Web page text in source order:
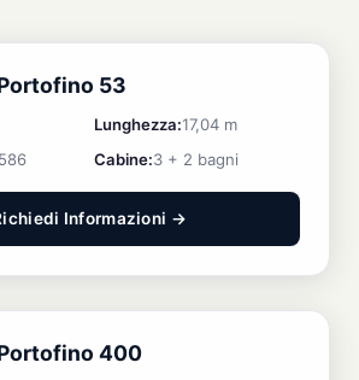
53
Lunghezza:17,04 m
Cabine:3 + 2 bagni
Informazioni →
400